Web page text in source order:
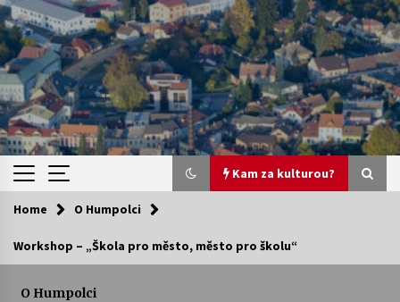
Kam za kulturou?
Kam za kulturou?
Home O Humpolci
Workshop – „Škola pro město, město pro školu“
O Humpolci